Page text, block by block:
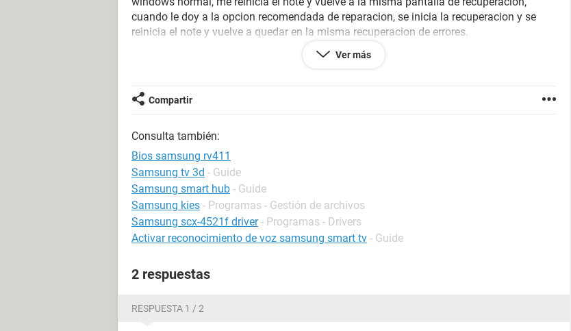
cuando le doy a la opcion recomendada de reparacion, se inicia la recuperacion y se
reinicia el note y vuelve a quedar en la misma recuperacion de errores.
reiniciar el notebook, trate de formatear el note y solo llego hasta la opción de "iniciar el
ya he echo todo al alcance de mis conocimientos de usuario, por favor necesito una
ayudita..
Gracias de antemano...
Ver más
Compartir
Consulta también:
Bios samsung rv411
Samsung tv 3d - Guide
Samsung smart hub - Guide
Samsung kies - Programas - Gestión de archivos
Samsung scx-4521f driver - Programas - Drivers
Activar reconocimiento de voz samsung smart tv - Guide
2 respuestas
RESPUESTA 1 / 2